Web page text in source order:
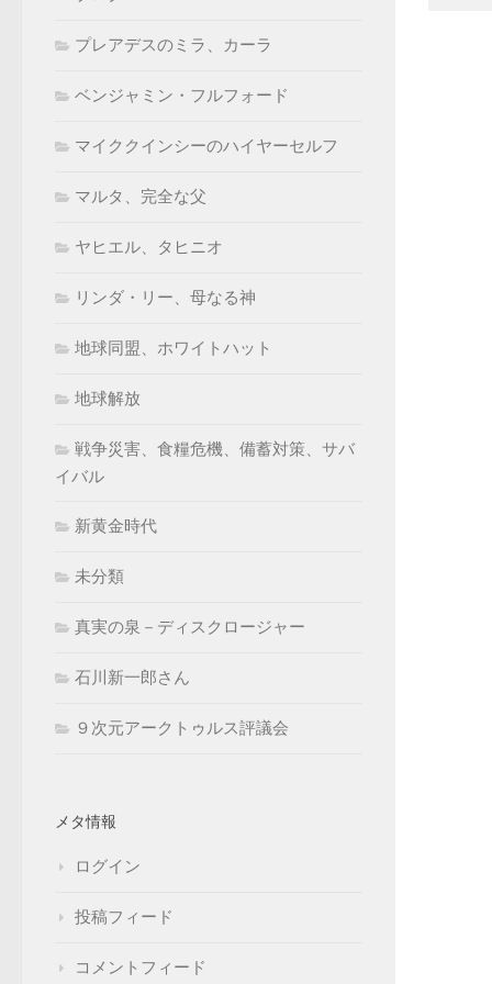
プレアデスのミラ、カーラ
ベンジャミン・フルフォード
マイククインシーのハイヤーセルフ
マルタ、完全な父
ヤヒエル、タヒニオ
リンダ・リー、母なる神
地球同盟、ホワイトハット
地球解放
戦争災害、食糧危機、備蓄対策、サバ
イバル
新黄金時代
未分類
真実の泉－ディスクロージャー
石川新一郎さん
９次元アークトゥルス評議会
メタ情報
ログイン
投稿フィード
コメントフィード